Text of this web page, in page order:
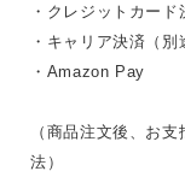
・クレジットカード
・キャリア決済（
・Amazon Pay
（商品注文後、お
法）